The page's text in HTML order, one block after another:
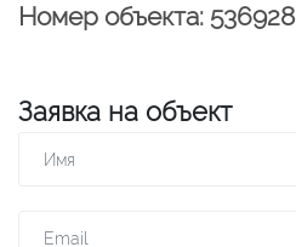
Номер объекта: 536928
Заявка на объект